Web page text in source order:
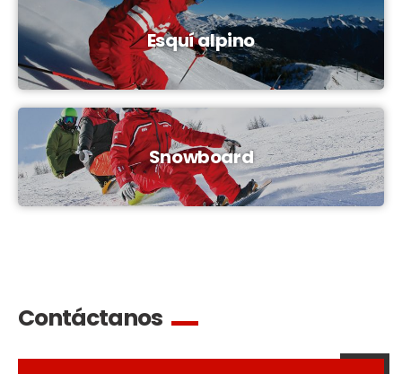
Esquí alpino
Snowboard
Contáctanos